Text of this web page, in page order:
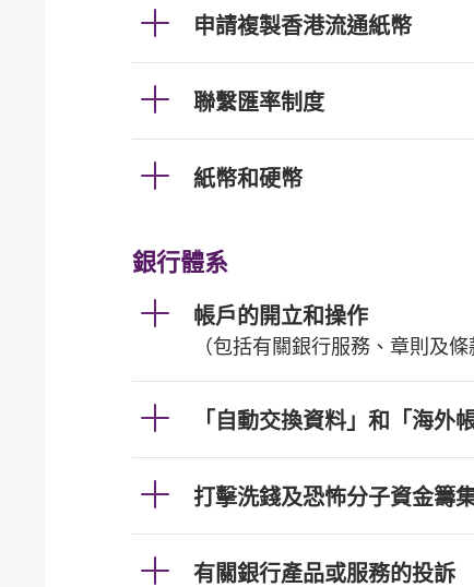
申請複製香港流通紙幣
聯繫匯率制度
紙幣和硬幣
銀行體系
帳戶的開立和操作
（包括有關銀行服務、章則及
「自動交換資料」和「海外
打擊洗錢及恐怖分子資金籌
有關銀行產品或服務的投訴